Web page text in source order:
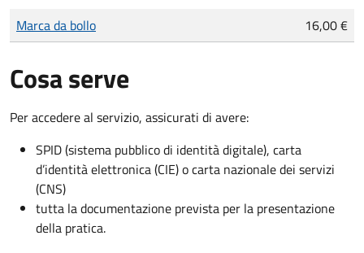
Tipo di pagamento
Importo
Marca da bollo 16,00 €
Cosa serve
Per accedere al servizio, assicurati di avere:
SPID (sistema pubblico di identità digitale), carta
d’identità elettronica (CIE) o carta nazionale dei servizi
(CNS)
tutta la documentazione prevista per la presentazione
della pratica.